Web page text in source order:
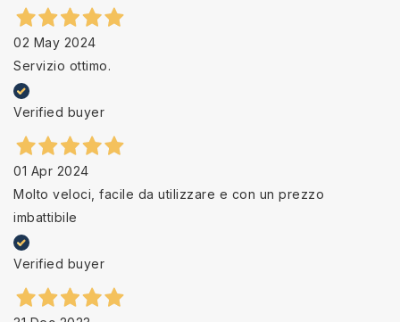
02 May 2024
Servizio ottimo.
Verified buyer
01 Apr 2024
Molto veloci, facile da utilizzare e con un prezzo
imbattibile
Verified buyer